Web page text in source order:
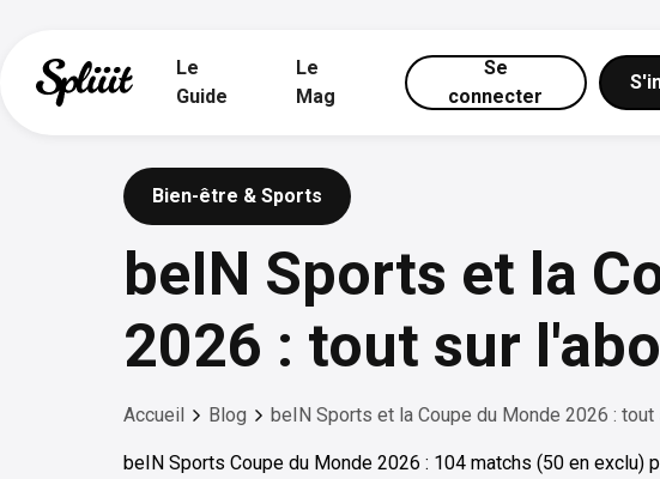
Le
Guide
Le
Mag
Se
connecter
Bien-être & Sports
beIN Sports et la
2026 : tout sur
Accueil Blog beIN Sports et la Coupe du Monde 2026 :
beIN Sports Coupe du Monde 2026 : 104 matchs (50 en exclu)